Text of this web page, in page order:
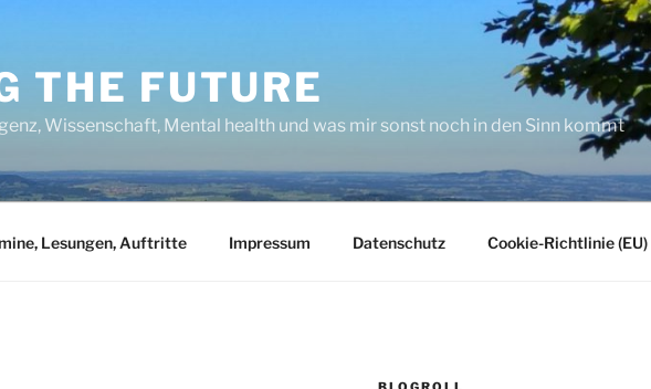
THE FUTURE
Wissenschaft, Mental health und was mir sonst noch in den Sinn kommt
Lesungen, Auftritte Impressum Datenschutz Cookie-Richtlinie (EU)